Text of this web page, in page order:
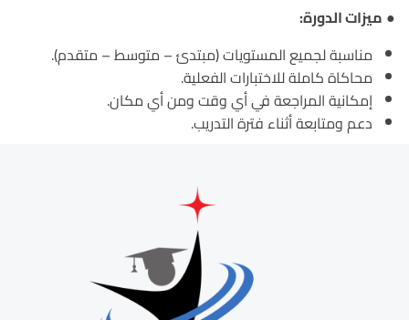
● ميزات الدورة:
مناسبة لجميع المستويات (مبتدئ – متوسط – متقدم).
محاكاة كاملة للاختبارات الفعلية.
إمكانية المراجعة في أي وقت ومن أي مكان.
دعم ومتابعة أثناء فترة التدريب.